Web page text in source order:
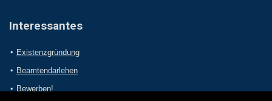
Interessantes
Existenzgründung
Beamtendarlehen
Bewerben!